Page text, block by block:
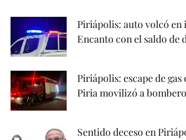
Piriápolis: auto volcó en
Encanto con el saldo de
Piriápolis: escape de
Piria movilizó a
Sentido deceso en